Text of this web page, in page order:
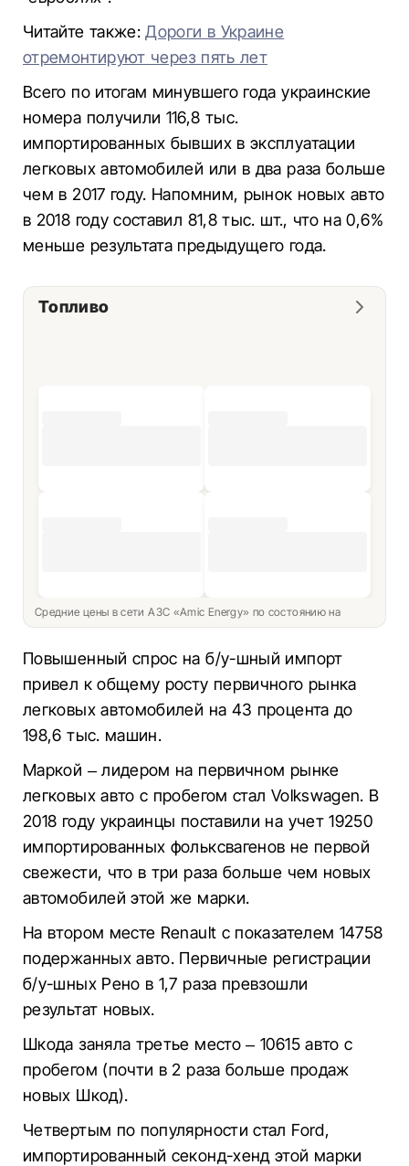
Читайте также:Дороги в Украине
отремонтируют через пять лет
Всего по итогам минувшего года украинские
номера получили 116,8 тыс.
импортированных бывших в эксплуатации
легковых автомобилей или в два раза больше
чем в 2017 году. Напомним, рынок новых авто
в 2018 году составил 81,8 тыс. шт., что на 0,6%
меньше результата предыдущего года.
Топливо
Средние цены в сети АЗС «Amic Energy» по состоянию на
Повышенный спрос на б/у-шный импорт
привел к общему росту первичного рынка
легковых автомобилей на 43 процента до
198,6 тыс. машин.
Маркой – лидером на первичном рынке
легковых авто с пробегом стал Volkswagen. В
2018 году украинцы поставили на учет 19250
импортированных фольксвагенов не первой
свежести, что в три раза больше чем новых
автомобилей этой же марки.
На втором месте Renault с показателем 14758
подержанных авто. Первичные регистрации
б/у-шных Рено в 1,7 раза превзошли
результат новых.
Шкода заняла третье место – 10615 авто с
пробегом (почти в 2 раза больше продаж
новых Шкод).
Четвертым по популярности стал Ford,
импортированный секонд-хенд этой марки